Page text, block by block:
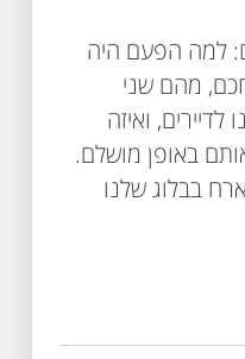
למה הפעם היה
מהם שני
ואיזה
באופן מושלם.
בבלוג שלנו